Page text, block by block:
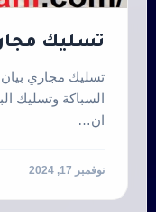
‏تسليك
‏تسليك مجاري
السباكة وتسليك
ان…
نوفمبر 17, 2024